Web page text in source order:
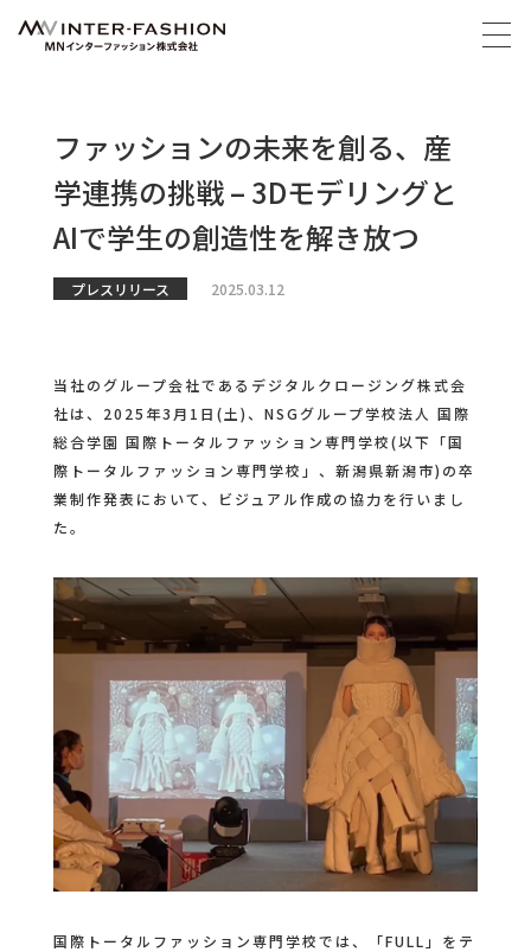
ファッションの未来を創る、産
学連携の挑戦 – 3Dモデリングと
AIで学生の創造性を解き放つ
プレスリリース 2025.03.12
当社のグループ会社であるデジタルクロージング株式会
社は、2025年3月1日(土)、NSGグループ学校法人 国際
総合学園 国際トータルファッション専門学校(以下「国
際トータルファッション専門学校」、新潟県新潟市)の卒
業制作発表において、ビジュアル作成の協力を行いまし
た。
国際トータルファッション専門学校では、「FULL」をテ